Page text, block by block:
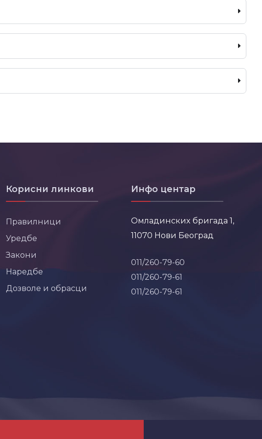
Корисни линкови
Правилници
Уредбе
Закони
Наредбе
Дозволе и обрасци
Инфо центар
Омладинских бригада 1,
11070 Нови Београд
011/260-79-60
011/260-79-61
011/260-79-61